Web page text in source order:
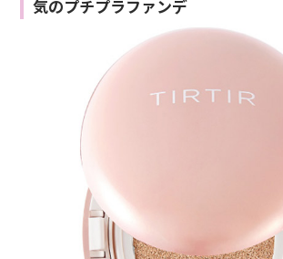
気のプチプラファンデ